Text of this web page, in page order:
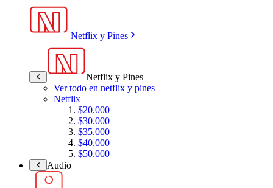
Netflix y Pines
Netflix y Pines
Ver todo en netflix y pines
Netflix
$20.000
$30.000
$35.000
$40.000
$50.000
Audio